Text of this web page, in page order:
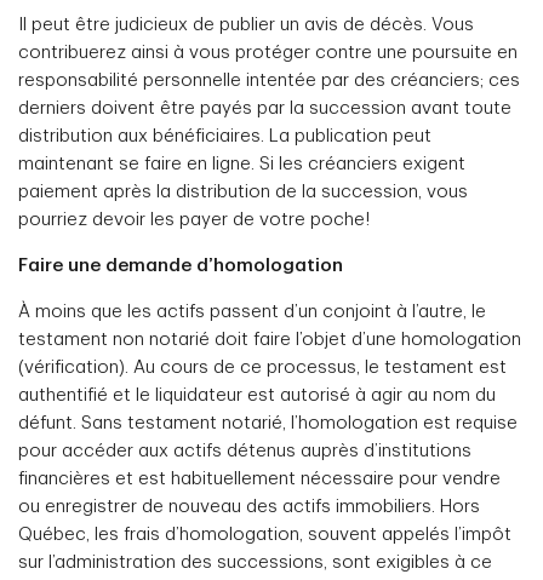
Il peut être judicieux de publier un avis de décès. Vous
contribuerez ainsi à vous protéger contre une poursuite en
responsabilité personnelle intentée par des créanciers; ces
derniers doivent être payés par la succession avant toute
distribution aux bénéficiaires. La publication peut
maintenant se faire en ligne. Si les créanciers exigent
paiement après la distribution de la succession, vous
pourriez devoir les payer de votre poche!
Faire une demande d’homologation
À moins que les actifs passent d’un conjoint à l’autre, le
testament non notarié doit faire l’objet d’une homologation
(vérification). Au cours de ce processus, le testament est
authentifié et le liquidateur est autorisé à agir au nom du
défunt. Sans testament notarié, l’homologation est requise
pour accéder aux actifs détenus auprès d’institutions
financières et est habituellement nécessaire pour vendre
ou enregistrer de nouveau des actifs immobiliers. Hors
Québec, les frais d’homologation, souvent appelés l’impôt
sur l’administration des successions, sont exigibles à ce